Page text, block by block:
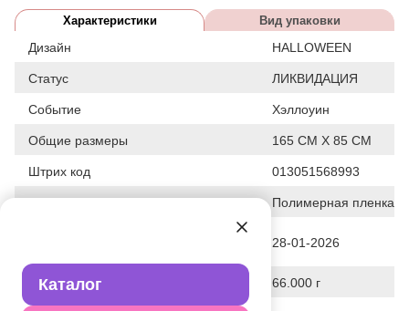
Каталог
Характеристики Вид упаковки
Дизайн HALLOWEEN
Статус ЛИКВИДАЦИЯ
Событие Хэллоуин
Общие размеры 165 СМ Х 85 СМ
Штрих код 013051568993
Исходный материал Полимерная пленка
28-01-2026
Вес 66.000 г